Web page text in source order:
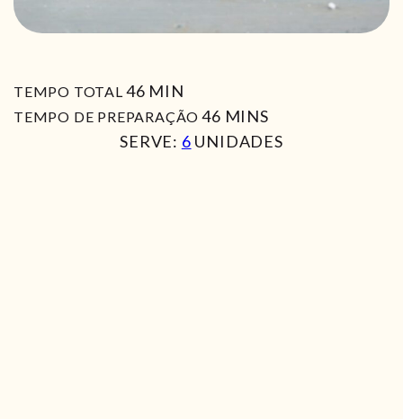
TEMPO TOTAL 46MIN
MIN
TEMPO DE PREPARAÇÃO 46MIN
MINS
SERVE: 6 UNIDADES